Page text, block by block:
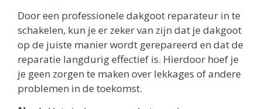
Door een professionele dakgoot reparateur in te
schakelen, kun je er zeker van zijn dat je dakgoot
op de juiste manier wordt gerepareerd en dat de
reparatie langdurig effectief is. Hierdoor hoef je
je geen zorgen te maken over lekkages of andere
problemen in de toekomst.